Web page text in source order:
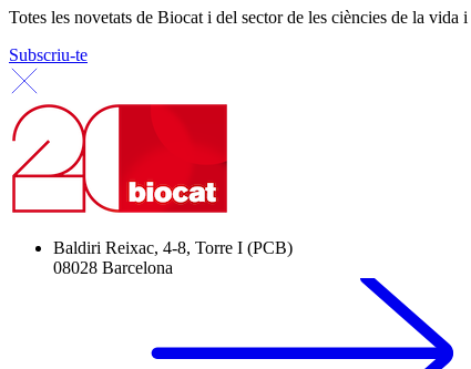
Totes les novetats de Biocat i del sector de les ciències de la vida i
Subscriu-te
Baldiri Reixac, 4-8, Torre I (PCB)
08028 Barcelona